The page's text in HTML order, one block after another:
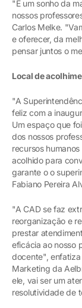
"É um sonho da
nossos
Carlos Melke.
e oferecer, da
pensar juntos o
Local de
"A
feliz com a
Um espaço que
dos nossos
recursos
acolhido para
garante o o
Fabiano Pereira
"A CAD se faz
reorganização e
prestar
eficácia ao nosso
docente",
Marketing da
ele, vai ser um
resolutividade de